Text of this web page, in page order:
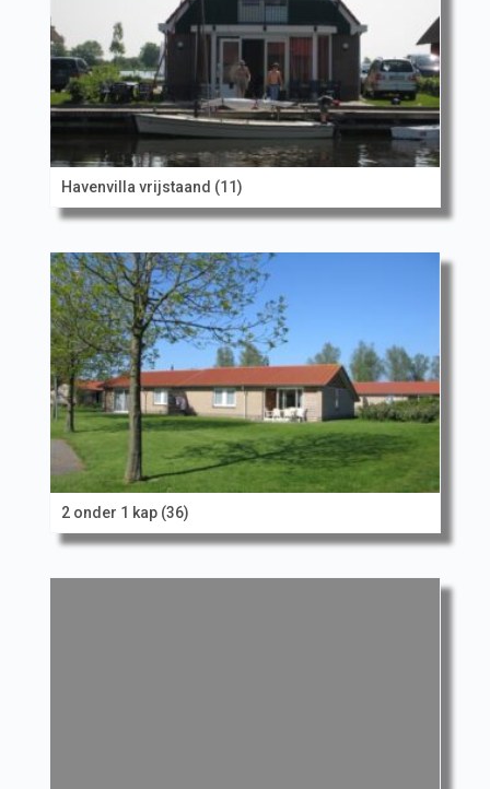
Havenvilla vrijstaand (11)
2 onder 1 kap (36)